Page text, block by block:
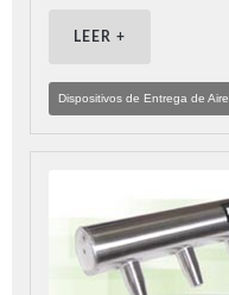
LEER +
Dispositivos de Entrega de Aire